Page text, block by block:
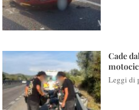
Cade
Leggi di